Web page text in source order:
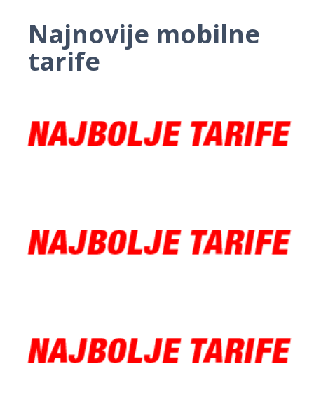
Najnovije mobilne
tarife